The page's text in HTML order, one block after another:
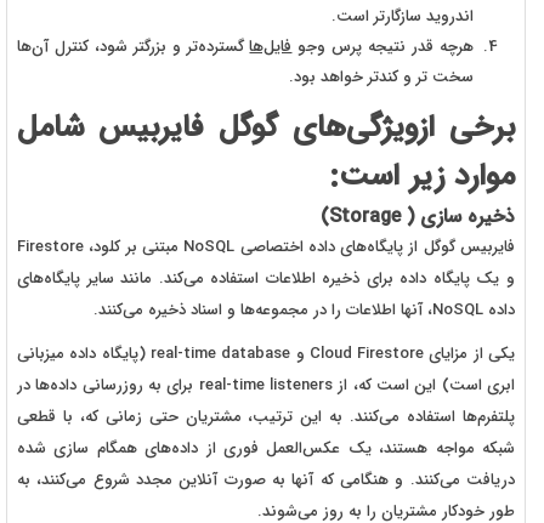
اندروید سازگارتر است.
هرچه قدر نتیجه پرس وجوفایل‌هاگسترده‌تر و بزرگتر شود، کنترل آن‌ها
سخت تر و کندتر خواهد بود.
برخی ازویژگی‌های گوگل فایربیس شامل
موارد زیر است:
ذخیره‌ سازی (Storage
)
فایربیس گوگل از پایگاه‌های داده اختصاصی NoSQL مبتنی بر کلود، Firestore
و یک پایگاه داده برای ذخیره اطلاعات استفاده می‌کند. مانند سایر پایگاه‌های
داده NoSQL، آنها اطلاعات را در مجموعه‌ها و اسناد ذخیره می‌کنند.
یکی از مزایای Cloud Firestore و real-time database (پایگاه داده میزبانی
ابری است) این است که، از real-time listeners برای به روزرسانی داده‌ها در
پلتفرم‌ها استفاده می‌کنند. به این ترتیب، مشتریان حتی زمانی که، با قطعی
شبکه مواجه هستند، یک عکس‌العمل فوری از داده‌های همگام‌ سازی شده
دریافت می‌کنند. و هنگامی که آنها به صورت آنلاین مجدد شروع می‌کنند، به
طور خودکار مشتریان را به روز می‌شوند.